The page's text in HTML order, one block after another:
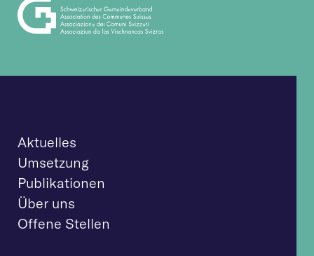
Aktuelles
Umsetzung
Publikationen
Über uns
Offene Stellen